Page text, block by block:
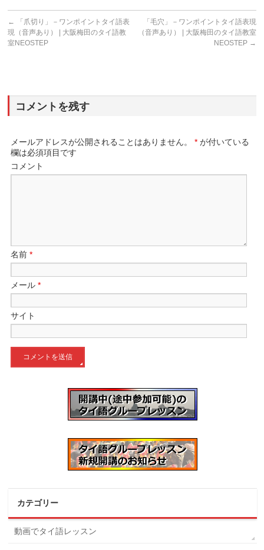
←
「爪切り」－ワンポイントタイ語表
現（音声あり） | 大阪梅田のタイ語教
室NEOSTEP
「毛穴」－ワンポイントタイ語表現
（音声あり） | 大阪梅田のタイ語教室
NEOSTEP →
コメントを残す
メールアドレスが公開されることはありません。 * が付いている
欄は必須項目です
コメント
名前*
メール*
サイト
カテゴリー
動画でタイ語レッスン